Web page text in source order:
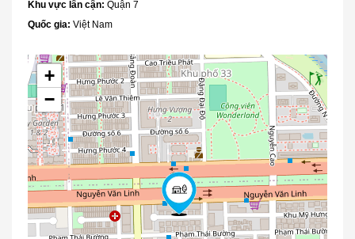
Khu vực lân cận: Quận 7
Quốc gia: Việt Nam
+
−